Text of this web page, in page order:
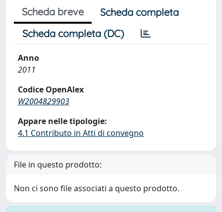
Scheda breve
Scheda completa
Scheda completa (DC)
Anno
2011
Codice OpenAlex
W2004829903
Appare nelle tipologie:
4.1 Contributo in Atti di convegno
File in questo prodotto:
Non ci sono file associati a questo prodotto.